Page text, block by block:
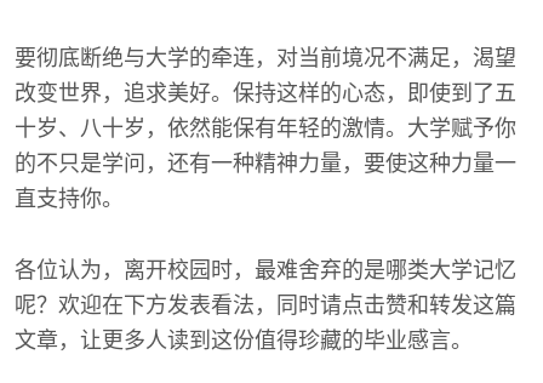
要彻底断绝与大学的牵连，对当前境况不满足，渴望
改变世界，追求美好。保持这样的心态，即使到了五
十岁、八十岁，依然能保有年轻的激情。大学赋予你
的不只是学问，还有一种精神力量，要使这种力量一
直支持你。
各位认为，离开校园时，最难舍弃的是哪类大学记忆
呢？欢迎在下方发表看法，同时请点击赞和转发这篇
文章，让更多人读到这份值得珍藏的毕业感言。